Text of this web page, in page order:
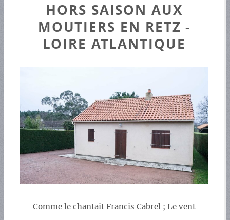
HORS SAISON AUX
MOUTIERS EN RETZ -
LOIRE ATLANTIQUE
Comme le chantait Francis Cabrel ; Le vent